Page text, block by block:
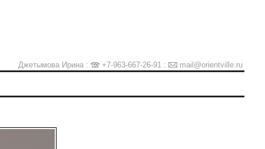
Джетымова Ирина : +7-963-667-26-91 : mail@orientville.ru